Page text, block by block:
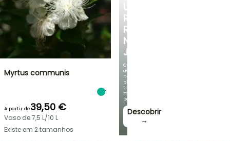
UM
RECANTO
REFRESCANTE
NO
JARDIM
Com
as
nossas
plantas
trepadeiras
mais
bonitas!
Descobrir
→
Myrtus communis
1
A partir de39,50 €
Vaso de 7,5 L/10 L
Existe em 2 tamanhos